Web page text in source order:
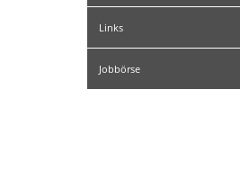
Links
Jobbörse